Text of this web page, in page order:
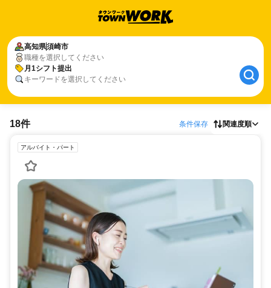
高知県須崎市
職種を選択してください
月1シフト提出
キーワードを選択してください
18件 条件保存 関連度順
アルバイト・パート